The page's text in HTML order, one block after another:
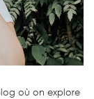
où on explore